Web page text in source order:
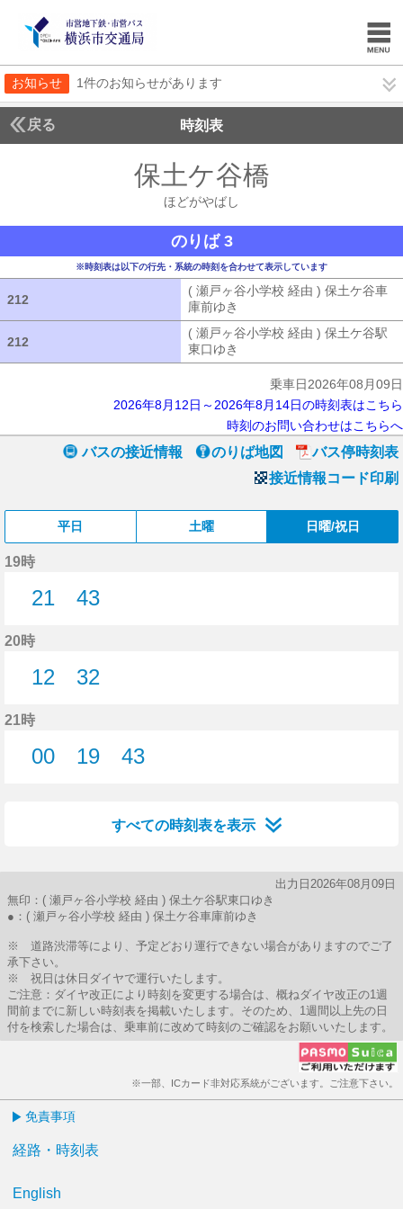
お知らせ 1件のお知らせがあります
戻る 時刻表
保土ケ谷橋
ほどがやばし
のりば 3
※時刻表は以下の行先・系統の時刻を合わせて表示しています
212
( 瀬戸ヶ谷小学校 経由 ) 保土ケ谷車
庫前ゆき
212
( 瀬戸ヶ谷小学校 経由 ) 保土ケ谷駅
東口ゆき
乗車日2026年08月09日
2026年8月12日～2026年8月14日の時刻表はこちら
時刻のお問い合わせはこちらへ
バスの接近情報 のりば地図
バス停時刻表
接近情報コード印刷
平日 土曜 日曜/祝日
19時
21
43
20時
12
32
21時
00
19
43
すべての時刻表を表示
出力日2026年08月09日
無印：( 瀬戸ヶ谷小学校 経由 ) 保土ケ谷駅東口ゆき
●：( 瀬戸ヶ谷小学校 経由 ) 保土ケ谷車庫前ゆき
※ 道路渋滞等により、予定どおり運行できない場合がありますのでご了
承下さい。
※ 祝日は休日ダイヤで運行いたします。
ご注意：ダイヤ改正により時刻を変更する場合は、概ねダイヤ改正の1週
間前までに新しい時刻表を掲載いたします。そのため、1週間以上先の日
付を検索した場合は、乗車前に改めて時刻のご確認をお願いいたします。
※一部、ICカード非対応系統がございます。ご注意下さい。
免責事項
経路・時刻表
English